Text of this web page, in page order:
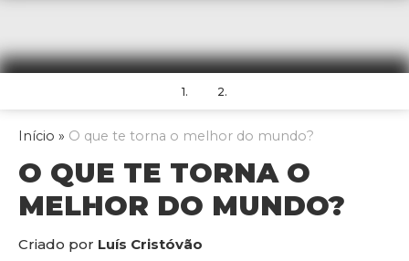
1. 2.
Início » O que te torna o melhor do mundo?
O QUE TE TORNA O
MELHOR DO MUNDO?
Criado por Luís Cristóvão